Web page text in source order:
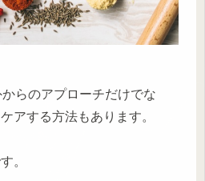
らのアプローチだけでな
アする方法もあります。
。